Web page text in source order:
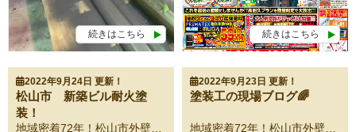
続きはこちら 続きはこちら
2022年9月24日 更新！
松山市 新築ビル耐火塗
装！
2022年9月23日 更新！
塗装工の現場ブログ🌈